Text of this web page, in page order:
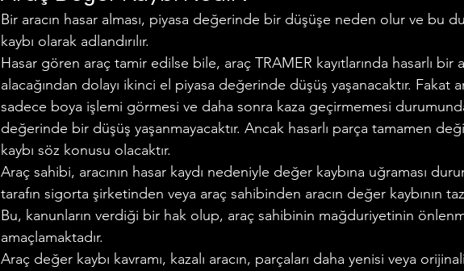
Bir aracın hasar alması, piyasa değerinde bir düşüşe neden olur ve bu
kaybı olarak adlandırılır.
Hasar gören araç tamir edilse bile, araç TRAMER kayıtlarında hasarlı bir
alacağından dolayı ikinci el piyasa değerinde düşüş yaşanacaktır. Fakat
sadece boya işlemi görmesi ve daha sonra kaza geçirmemesi
değerinde bir düşüş yaşanmayacaktır. Ancak hasarlı parça tamamen
kaybı söz konusu olacaktır.
Araç sahibi, aracının hasar kaydı nedeniyle değer kaybına uğraması
tarafın sigorta şirketinden veya araç sahibinden aracın değer kaybının
Bu, kanunların verdiği bir hak olup, araç sahibinin mağduriyetinin
amaçlamaktadır.
Araç değer kaybı kavramı, kazalı aracın, parçaları daha yenisi veya